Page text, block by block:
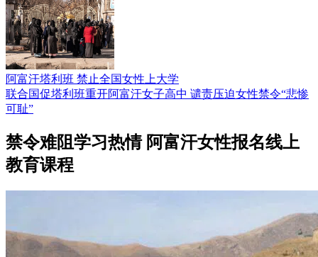
阿富汗塔利班 禁止全国女性上大学
联合国促塔利班重开阿富汗女子高中 谴责压迫女性禁令“悲惨
可耻”
禁令难阻学习热情 阿富汗女性报名线上
教育课程